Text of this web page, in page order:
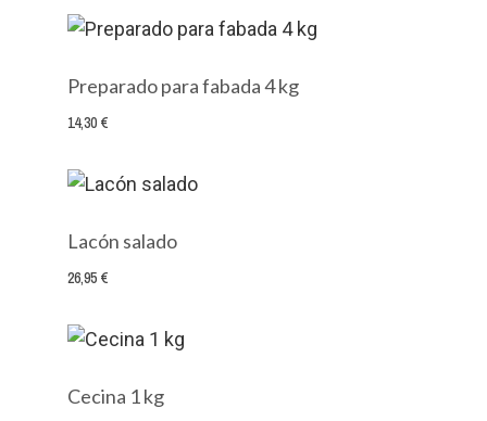
Preparado para fabada 4 kg
14,30 €
Lacón salado
26,95 €
Cecina 1 kg